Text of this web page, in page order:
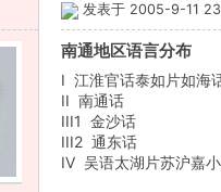
发表于 2005-9-11
南通地区语言分布
I 江淮官话泰如片如海
II 南通话
III1 金沙话
III2 通东话
IV 吴语太湖片苏沪嘉